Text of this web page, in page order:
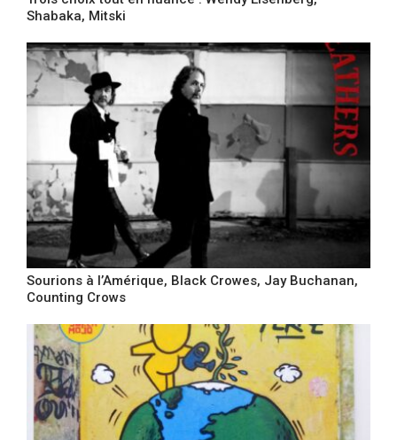
Shabaka, Mitski
Sourions à l’Amérique, Black Crowes, Jay Buchanan,
Counting Crows